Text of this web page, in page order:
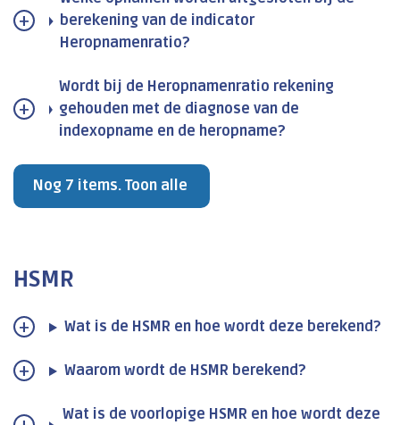
berekening van de indicator
Heropnamenratio?
Wordt bij de Heropnamenratio rekening
gehouden met de diagnose van de
indexopname en de heropname?
Nog 7 items. Toon alle
HSMR
Wat is de HSMR en hoe wordt deze berekend?
Waarom wordt de HSMR berekend?
Wat is de voorlopige HSMR en hoe wordt deze